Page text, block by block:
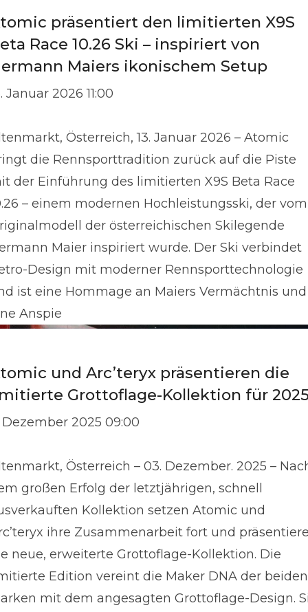
präsentiert den limitierten X9S
Race 10.26 Ski – inspiriert von
Maiers ikonischem Setup
Januar 2026 11:00
Österreich, 13. Januar 2026 – Atomic
die Rennsporttradition zurück auf die Piste
der Einführung des limitierten X9S Beta Race
– einem modernen Hochleistungsski, der vom
der österreichischen Skilegende
Maier inspiriert wurde. Der Ski verbindet
Design mit moderner Rennsporttechnologie
ist eine Hommage an Maiers Vermächtnis und
Anspie
und Arc’teryx präsentieren die
Grottoflage-Kollektion für
Dezember 2025 09:00
Österreich – 03. Dezember. 2025 –
großen Erfolg der letztjährigen, schnell
Kollektion setzen Atomic und
ihre Zusammenarbeit fort und
neue, erweiterte Grottoflage-Kollektion. Die
Edition vereint die Maker DNA der beiden
mit dem angesagten Grottoflage-Design.